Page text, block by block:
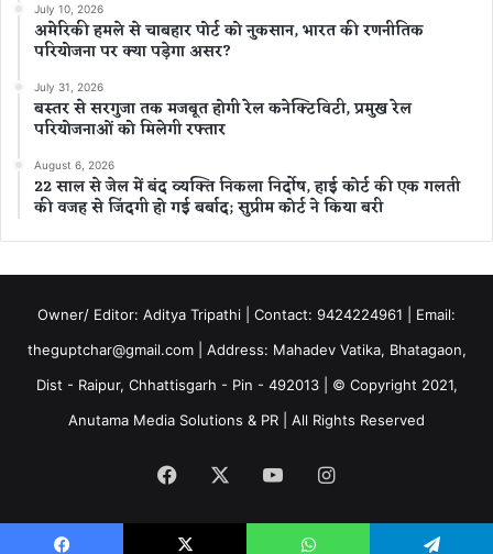
July 10, 2026
अमेरिकी हमले से चाबहार पोर्ट को नुकसान, भारत की रणनीतिक
परियोजना पर क्या पड़ेगा असर?
July 31, 2026
बस्तर से सरगुजा तक मजबूत होगी रेल कनेक्टिविटी, प्रमुख रेल
परियोजनाओं को मिलेगी रफ्तार
August 6, 2026
22 साल से जेल में बंद व्यक्ति निकला निर्दोष, हाई कोर्ट की एक गलती
की वजह से जिंदगी हो गई बर्बाद; सुप्रीम कोर्ट ने किया बरी
Owner/ Editor: Aditya Tripathi | Contact: 9424224961 | Email:
theguptchar@gmail.com | Address: Mahadev Vatika, Bhatagaon,
Dist - Raipur, Chhattisgarh - Pin - 492013 | © Copyright 2021,
Anutama Media Solutions & PR | All Rights Reserved
Facebook YouTubeInstagram